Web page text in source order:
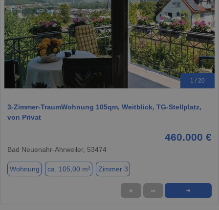
1 / 20
3-Zimmer-TraumWohnung 105qm, Weitblick, TG-Stellplatz,
von Privat
460.000 €
Bad Neuenahr-Ahrweiler, 53474
Wohnung ca. 105,00 m² Zimmer 3
★ ➦ ➜